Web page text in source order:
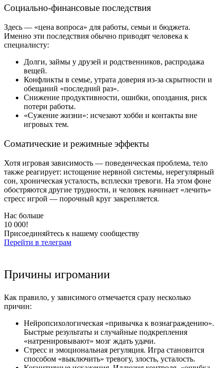
Социально-финансовые последствия
Здесь — «цена вопроса» для работы, семьи и бюджета.
Именно эти последствия обычно приводят человека к
специалисту:
Долги, займы у друзей и родственников, распродажа
вещей.
Конфликты в семье, утрата доверия из-за скрытности и
обещаний «последний раз».
Снижение продуктивности, ошибки, опоздания, риск
потери работы.
«Сужение жизни»: исчезают хобби и контакты вне
игровых тем.
Соматические и режимные эффекты
Хотя игровая зависимость — поведенческая проблема, тело
также реагирует: истощение нервной системы, нерегулярный
сон, хроническая усталость, всплески тревоги. На этом фоне
обостряются другие трудности, и человек начинает «лечить»
стресс игрой — порочный круг закрепляется.
Нас больше
10 000!
Присоединяйтесь к нашему сообществу
Перейти в телеграм
Причины игромании
Как правило, у зависимого отмечается сразу несколько
причин:
Нейропсихологическая «привычка к вознаграждению».
Быстрые результаты и случайные подкрепления
«натренировывают» мозг ждать удачи.
Стресс и эмоциональная регуляция. Игра становится
способом «выключить» тревогу, злость, усталость.